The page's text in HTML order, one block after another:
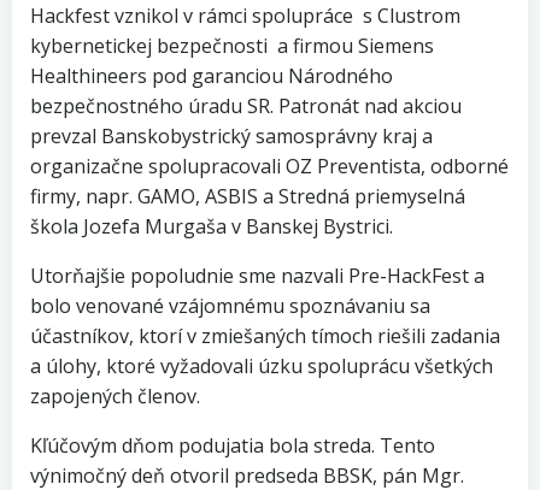
Hackfest vznikol v rámci spolupráce s Clustrom
kybernetickej bezpečnosti a firmou Siemens
Healthineers pod garanciou Národného
bezpečnostného úradu SR. Patronát nad akciou
prevzal Banskobystrický samosprávny kraj a
organizačne spolupracovali OZ Preventista, odborné
firmy, napr. GAMO, ASBIS a Stredná priemyselná
škola Jozefa Murgaša v Banskej Bystrici.
Utorňajšie popoludnie sme nazvali Pre-HackFest a
bolo venované vzájomnému spoznávaniu sa
účastníkov, ktorí v zmiešaných tímoch riešili zadania
a úlohy, ktoré vyžadovali úzku spoluprácu všetkých
zapojených členov.
Kľúčovým dňom podujatia bola streda. Tento
výnimočný deň otvoril predseda BBSK, pán Mgr.